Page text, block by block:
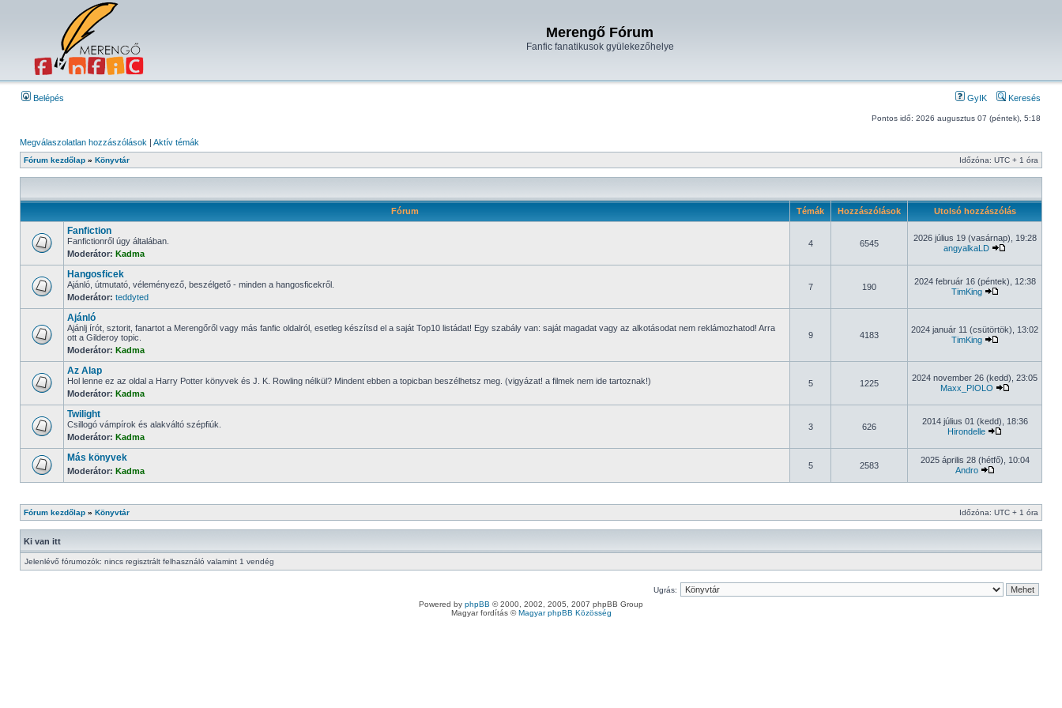
Merengő Fórum
Fanfic fanatikusok gyülekezőhelye
Belépés GyIK Keresés
Pontos idő: 2026 augusztus 07 (péntek), 5:18
Megválaszolatlan hozzászólások | Aktív témák
Fórum kezdőlap » Könyvtár Időzóna: UTC + 1 óra
Fórum Témák Hozzászólások Utolsó hozzászólás
Fanfiction
Fanfictionről úgy általában.
Moderátor: Kadma
4 6545
2026 július 19 (vasárnap), 19:28
angyalkaLD
Hangosficek
Ajánló, útmutató, véleményező, beszélgető - minden a hangosficekről.
Moderátor: teddyted
7 190
2024 február 16 (péntek), 12:38
TimKing
Ajánló
Ajánlj írót, sztorit, fanartot a Merengőről vagy más fanfic oldalról, esetleg készítsd el a saját Top10 listádat! Egy szabály van: saját magadat vagy az alkotásodat nem reklámozhatod! Arra
ott a Gilderoy topic.
Moderátor: Kadma
9 4183
2024 január 11 (csütörtök), 13:02
TimKing
Az Alap
Hol lenne ez az oldal a Harry Potter könyvek és J. K. Rowling nélkül? Mindent ebben a topicban beszélhetsz meg. (vigyázat! a filmek nem ide tartoznak!)
Moderátor: Kadma
5 1225
2024 november 26 (kedd), 23:05
Maxx_PIOLO
Twilight
Csillogó vámpírok és alakváltó szépfiúk.
Moderátor: Kadma
3 626
2014 július 01 (kedd), 18:36
Hirondelle
Más könyvek
Moderátor: Kadma
5 2583
2025 április 28 (hétfő), 10:04
Andro
Fórum kezdőlap » Könyvtár Időzóna: UTC + 1 óra
Ki van itt
Jelenlévő fórumozók: nincs regisztrált felhasználó valamint 1 vendég
Ugrás:
Powered by phpBB © 2000, 2002, 2005, 2007 phpBB Group
Magyar fordítás ©Magyar phpBB Közösség